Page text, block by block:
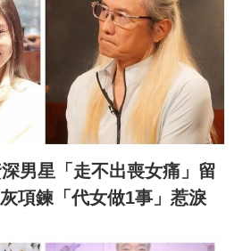
男星「走不出喪女痛」留
項鍊「代女做1事」惹淚